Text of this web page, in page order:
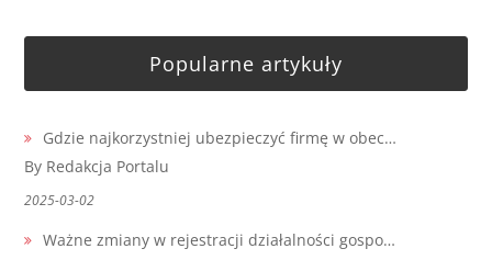
Popularne artykuły
Gdzie najkorzystniej ubezpieczyć firmę w obec…
By Redakcja Portalu
2025-03-02
Ważne zmiany w rejestracji działalności gospo…